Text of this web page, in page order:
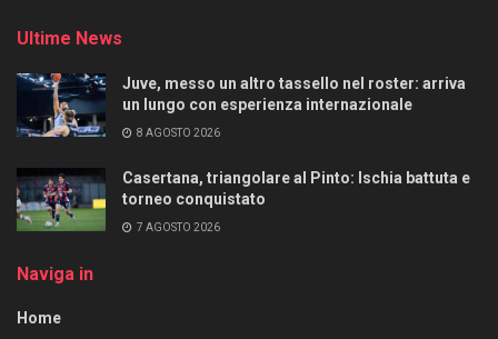
Ultime News
Juve, messo un altro tassello nel roster: arriva
un lungo con esperienza internazionale
8 AGOSTO 2026
Casertana, triangolare al Pinto: Ischia battuta e
torneo conquistato
7 AGOSTO 2026
Naviga in
Home